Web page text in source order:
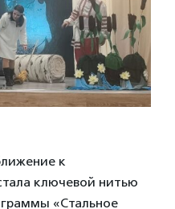
к
ключевой нитью
«Стальное